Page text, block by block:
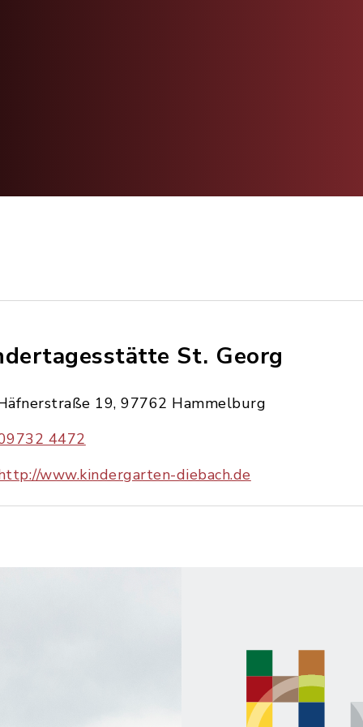
St. Georg
19, 97762 Hammelburg
4472
www.kindergarten-diebach.de